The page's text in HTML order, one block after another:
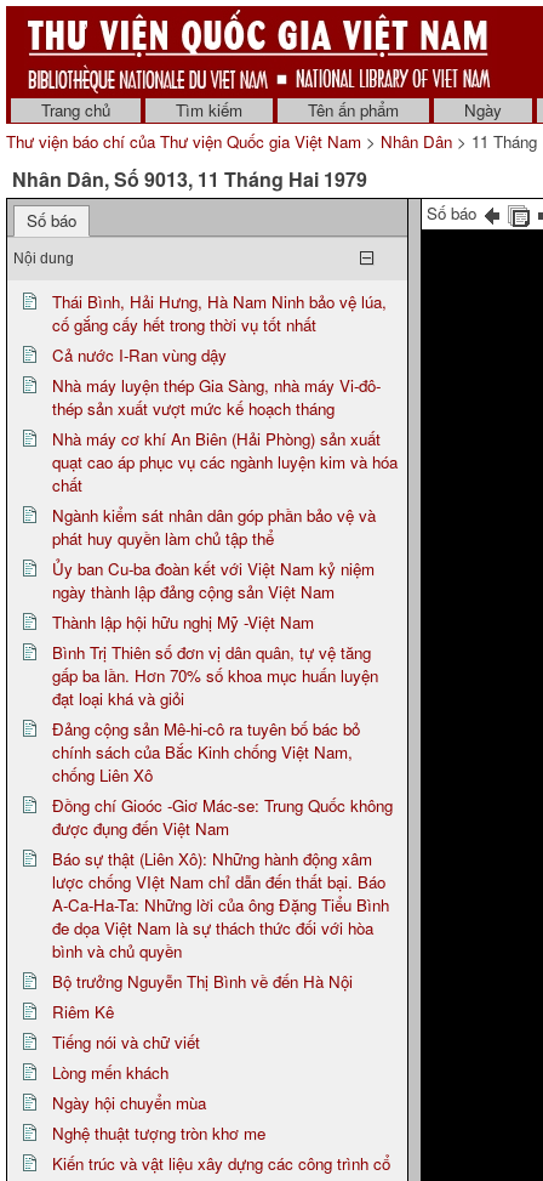
Trang chủ Tìm kiếm Tên ấn phẩm
Ngày
Thư viện báo chí của Thư viện Quốc gia Việt Nam > Nhân Dân > 11 Tháng
Nhân Dân, Số 9013, 11 Tháng Hai 1979
Số báo
Nội dung
Thái Bình, Hải Hưng, Hà Nam Ninh bảo vệ lúa,
cố gắng cấy hết trong thời vụ tốt nhất
Cả nước I-Ran vùng dậy
Nhà máy luyện thép Gia Sàng, nhà máy Vi-đô-
thép sản xuất vượt mức kế hoạch tháng
Nhà máy cơ khí An Biên (Hải Phòng) sản xuất
quạt cao áp phục vụ các ngành luyện kim và hóa
chất
Ngành kiểm sát nhân dân góp phần bảo vệ và
phát huy quyền làm chủ tập thể
Ủy ban Cu-ba đoàn kết với Việt Nam kỷ niệm
ngày thành lập đảng cộng sản Việt Nam
Thành lập hội hữu nghị Mỹ -Việt Nam
Bình Trị Thiên số đơn vị dân quân, tự vệ tăng
gấp ba lần. Hơn 70% số khoa mục huấn luyện
đạt loại khá và giỏi
Đảng cộng sản Mê-hi-cô ra tuyên bố bác bỏ
chính sách của Bắc Kinh chống Việt Nam,
chống Liên Xô
Đồng chí Gioóc -Giơ Mác-se: Trung Quốc không
được đụng đến Việt Nam
Báo sự thật (Liên Xô): Những hành động xâm
lược chống VIệt Nam chỉ dẫn đến thất bại. Báo
A-Ca-Ha-Ta: Những lời của ông Đặng Tiểu Bình
đe dọa Việt Nam là sự thách thức đối với hòa
bình và chủ quyền
Bộ trưởng Nguyễn Thị Bình về đến Hà Nội
Riêm Kê
Tiếng nói và chữ viết
Lòng mến khách
Ngày hội chuyển mùa
Nghệ thuật tượng tròn khơ me
Kiến trúc và vật liệu xây dựng các công trình cổ
Số báo